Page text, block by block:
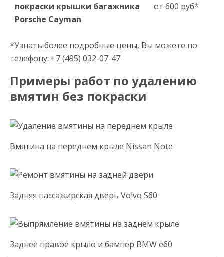
покраски крышки багажника
Porsche Cayman
от 600 руб*
*Узнать более подробные цены, Вы можете по
телефону: +7 (495) 032-07-47
Примеры работ по удалению
вмятин без покраски
Вмятина на переднем крыле Nissan Note
Задняя пассажирская дверь Volvo S60
Заднее правое крыло и бампер BMW e60